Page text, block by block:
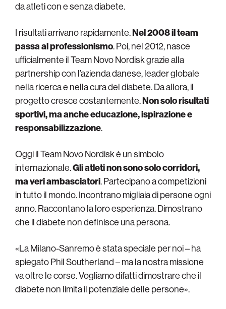
da atleti con e senza diabete.
I risultati arrivano rapidamente.Nel 2008 il team
passa al professionismo. Poi, nel 2012, nasce
ufficialmente il Team Novo Nordisk grazie alla
partnership con l’azienda danese, leader globale
nella ricerca e nella cura del diabete. Da allora, il
progetto cresce costantemente.Non solo risultati
sportivi, ma anche educazione, ispirazione e
responsabilizzazione.
Oggi il Team Novo Nordisk è un simbolo
internazionale.Gli atleti non sono solo corridori,
ma veri ambasciatori. Partecipano a competizioni
in tutto il mondo. Incontrano migliaia di persone ogni
anno. Raccontano la loro esperienza. Dimostrano
che il diabete non definisce una persona.
«La Milano-Sanremo è stata speciale per noi – ha
spiegato Phil Southerland – ma la nostra missione
va oltre le corse. Vogliamo difatti dimostrare che il
diabete non limita il potenziale delle persone».